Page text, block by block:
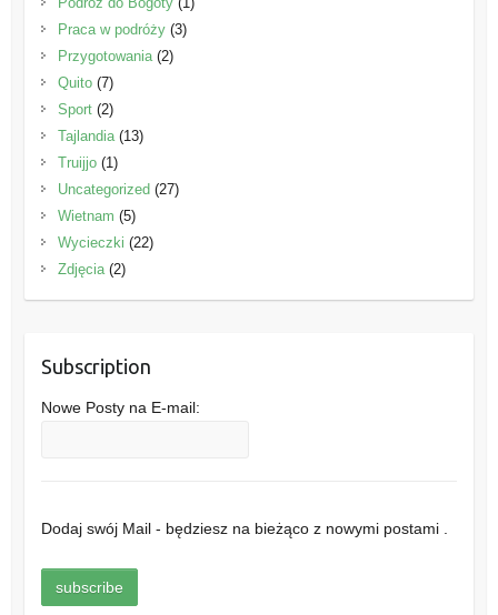
Praca w podróży(3)
Przygotowania(2)
Quito(7)
Sport(2)
Tajlandia(13)
Truijjo(1)
Uncategorized(27)
Wietnam (5)
Wycieczki (22)
Zdjęcia(2)
Subscription
Nowe Posty na E-mail:
Dodaj swój Mail - będziesz na bieżąco z nowymi postami .